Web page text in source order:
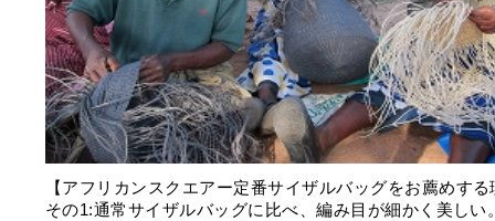
【アフリカンスクエアー定番サイザルバッグをお薦めする
その1:通常サイザルバッグに比べ、編み目が細かく美しい